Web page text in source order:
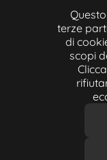
terze
di
scopi
+39
Partita
N-REA: